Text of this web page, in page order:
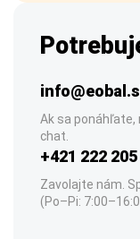
Ak sa ponáhľate,
chat.
+421 222
Zavolajte nám.
(Po–Pi: